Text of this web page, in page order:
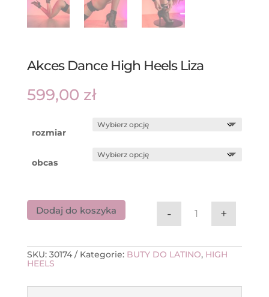
Akces Dance High Heels Liza
599,00 zł
rozmiar
obcas
ilość Akces
- +
Dodaj do koszyka
SKU: 30174 Kategorie: BUTY DO LATINO, HIGH
HEELS